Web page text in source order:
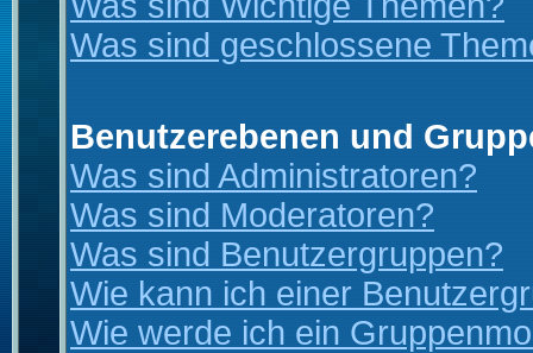
Was sind geschlossene
Benutzerebenen und
Was sind Administratoren?
Was sind Moderatoren?
Was sind Benutzergruppen?
Wie kann ich einer
Wie werde ich ein